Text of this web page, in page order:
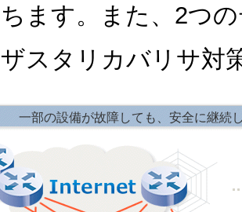
ちます。また、2つ
ザスタリカバリサ対
一部の設備が故障しても、安全に継続